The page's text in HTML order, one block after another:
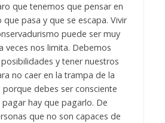
que tenemos que pensar en
que pasa y que se escapa. Vivir
puede ser muy
veces nos limita. Debemos
y tener nuestros
no caer en la trampa de la
porque debes ser consciente
hay que pagarlo. De
que no son capaces de